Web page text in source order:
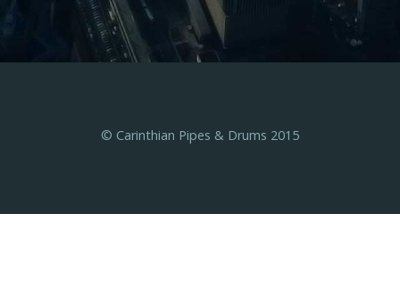
© Carinthian Pipes & Drums 2015